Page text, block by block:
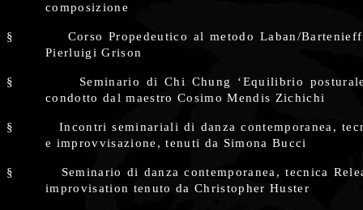
composizione
§
Corso Propedeutico al metodo Laban/
Pierluigi Grison
§
Seminario di Chi Chung ‘Equilibrio
condotto dal maestro Cosimo Mendis Zichichi
§
Incontri seminariali di danza contemporanea,
e improvvisazione, tenuti da Simona Bucci
§
Seminario di danza contemporanea, tecnica
improvisation tenuto da Christopher Huster